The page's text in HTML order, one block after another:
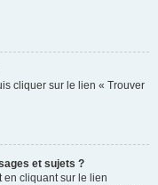
cliquer sur le lien « Trouver
et sujets ?
en cliquant sur le lien